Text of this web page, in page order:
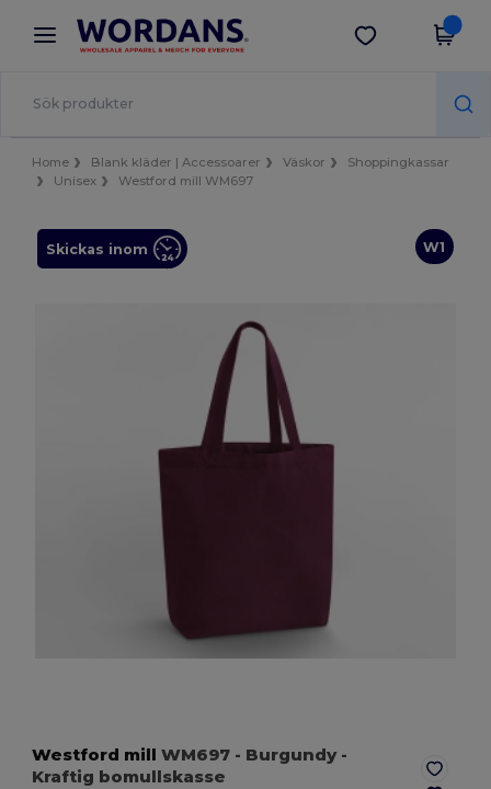
× Wordans-app
Bättre priser i appen!
Hämta app
Home Blank kläder | Accessoarer Väskor
Shoppingkassar
Unisex
Westford mill WM697
W1
Skickas inom
Westford mill WM697 - Burgundy-
Kraftig bomullskasse